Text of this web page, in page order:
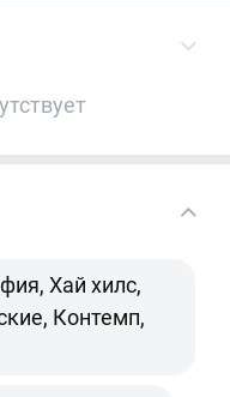
Хай хилс,
Контемп,